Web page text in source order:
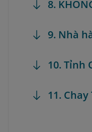
8.
9. Nhà
10. Tỉnh
11.